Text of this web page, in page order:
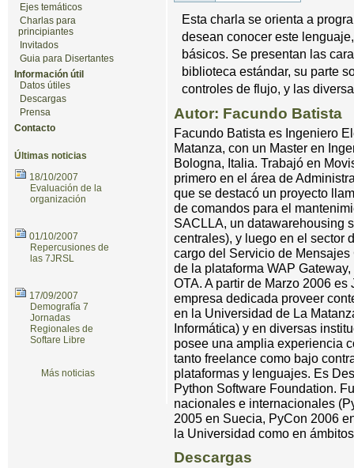
Esta charla se orienta a
desean conocer este
básicos. Se presentan las
biblioteca estándar, su parte
controles de flujo, y las
Autor: Facundo Batista
Facundo Batista es Ingeniero
Matanza, con un Master en
Bologna, Italia. Trabajó en
primero en el área de
que se destacó un proyecto
de comandos para el
SACLLA, un datawarehousing
centrales), y luego en el sector
cargo del Servicio de
de la plataforma WAP
OTA. A partir de Marzo 2006
empresa dedicada proveer
en la Universidad de La
Informática) y en diversas
posee una amplia experiencia
tanto freelance como bajo
plataformas y lenguajes. Es
Python Software Foundation.
nacionales e internacionales
2005 en Suecia, PyCon 2006
la Universidad como en
Descargas
Ejes temáticos
Charlas para
principiantes
Invitados
Guia para Disertantes
Información útil
Datos útiles
Descargas
Prensa
Contacto
Últimas noticias
18/10/2007
Evaluación de la
organización
01/10/2007
Repercusiones de
las 7JRSL
17/09/2007
Demografía 7
Jornadas
Regionales de
Softare Libre
Más noticias